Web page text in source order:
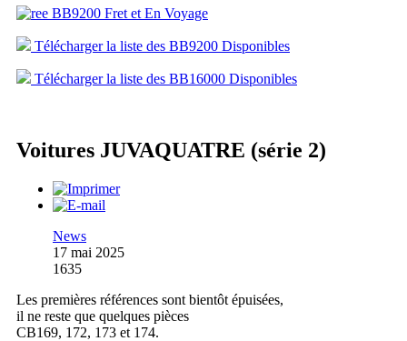
Télécharger la liste des BB9200 Disponibles
Télécharger la liste des BB16000 Disponibles
Voitures JUVAQUATRE (série 2)
News
17 mai 2025
1635
Les premières références sont bientôt épuisées,
il ne reste que quelques pièces
CB169, 172, 173 et 174.